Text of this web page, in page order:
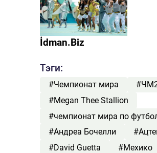
İdman.Biz
Тэги:
#Чемпионат мира
#Megan Thee Stallion
#чемпионат мира по
#Андреа Бочелли
#David Guetta
#Мехико